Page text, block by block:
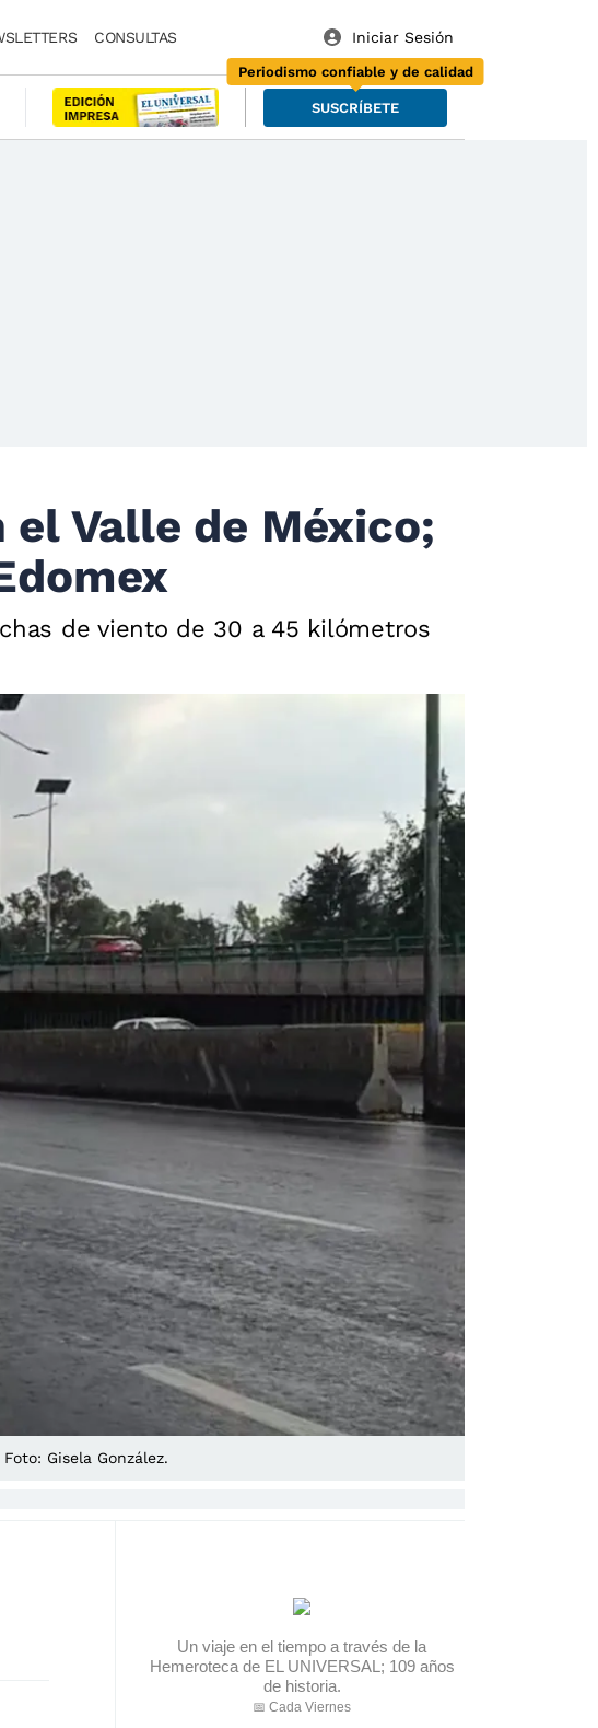
CONSULTAS
SUSCRÍBETE
Periodismo confiable y de calidad
Valle de México;
de viento de 30 a 45 kilómetros
Gisela González.